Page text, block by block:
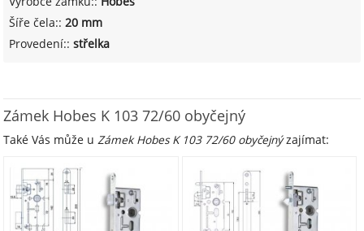
Šíře čela::20 mm
Provedení::střelka
Zámek Hobes K 103 72/60 obyčejný
Také Vás může uZámek Hobes K 103 72/60 obyčejnýzajímat: